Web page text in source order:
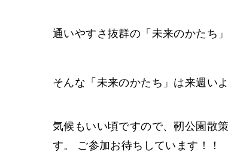
通いやすさ抜群の「未来のかたち
そんな「未来のかたち」は来週い
気候もいい頃ですので、靭公園散
す。 ご参加お待ちしています！！